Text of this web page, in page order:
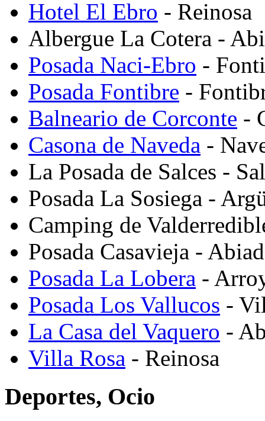
Hotel El Ebro - Reinosa
Albergue La Cotera -
Posada Naci-Ebro -
Posada Fontibre -
Balneario de Corconte -
Casona de Naveda -
La Posada de Salces -
Posada La Sosiega -
Camping de
Posada Casavieja -
Posada La Lobera -
Posada Los Vallucos -
La Casa del Vaquero -
Villa Rosa - Reinosa
Deportes, Ocio